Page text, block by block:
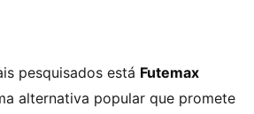
pesquisados está Futemax
alternativa popular que promete